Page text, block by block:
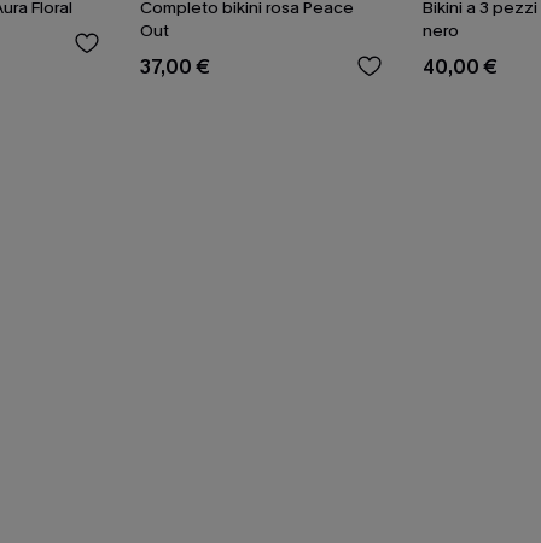
Floral
Completo bikini rosa Peace
Out
37,00 €
Bikini a 3
nero
40,00 €